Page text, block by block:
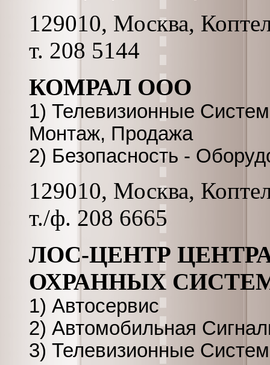
129010, Москва,
т. 208 5144
КОМРАЛ ООО
1) Телевизионные
Монтаж, Продажа
2) Безопасность -
129010, Москва,
т./ф. 208 6665
ЛОС-ЦЕНТР
ОХРАННЫХ
1) Автосервис
2) Автомобильная
3) Телевизионные